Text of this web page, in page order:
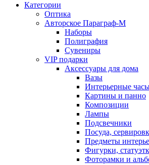
Категории
Оптика
Авторское Параграф-М
Наборы
Полиграфия
Сувениры
VIP подарки
Аксессуары для дома
Вазы
Интерьерные
Картины и панно
Композиции
Лампы
Подсвечники
Посуда,
Предметы
Фигурки,
Фоторамки и